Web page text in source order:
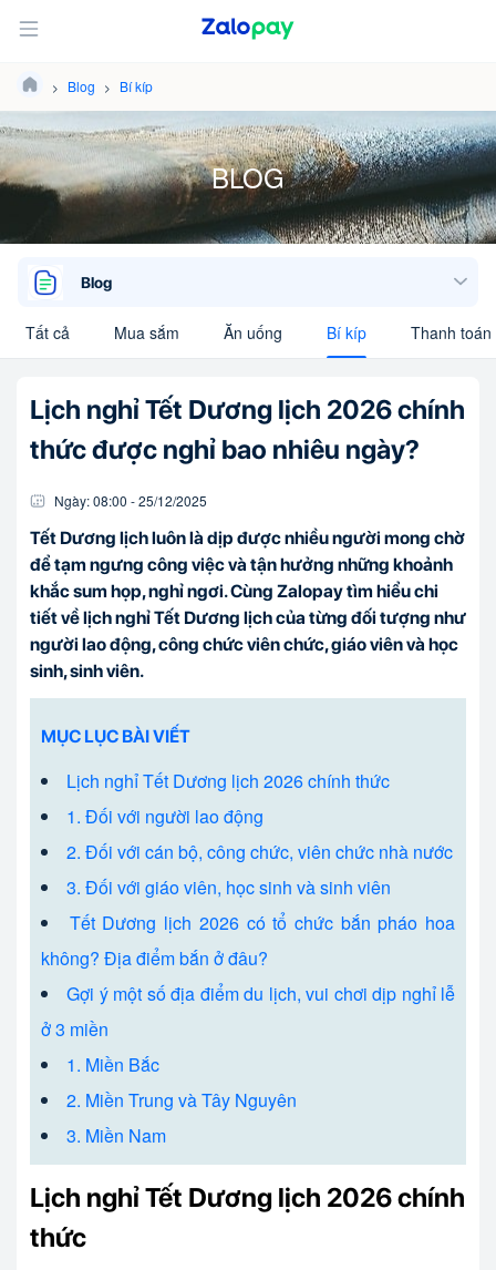
Blog Bí kíp
BLOG
Blog
Tất cả Mua sắm Ăn uống Bí kíp Thanh
Lịch nghỉ Tết Dương lịch 2026 chính
thức được nghỉ bao nhiêu ngày?
Ngày:08:00 -25/12/2025
Tết Dương lịch luôn là dịp được nhiều người mong chờ
để tạm ngưng công việc và tận hưởng những khoảnh
khắc sum họp, nghỉ ngơi. Cùng Zalopay tìm hiểu chi
tiết về lịch nghỉ Tết Dương lịch của từng đối tượng như
người lao động, công chức viên chức, giáo viên và học
sinh, sinh viên.
MỤC LỤC BÀI VIẾT
Lịch nghỉ Tết Dương lịch 2026 chính thức
1. Đối với người lao động
2. Đối với cán bộ, công chức, viên chức nhà nước
3. Đối với giáo viên, học sinh và sinh viên
Tết Dương lịch 2026 có tổ chức bắn pháo hoa
không? Địa điểm bắn ở đâu?
Gợi ý một số địa điểm du lịch, vui chơi dịp nghỉ lễ
ở 3 miền
1. Miền Bắc
2. Miền Trung và Tây Nguyên
3. Miền Nam
Lịch nghỉ Tết Dương lịch 2026 chính
thức